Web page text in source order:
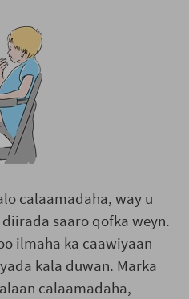
calaamadaha, way u
saaro qofka weyn.
ilmaha ka caawiyaan
kala duwan. Marka
calaamadaha,